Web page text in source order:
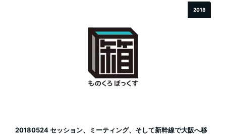
2018
20180524 セッション、ミーティング、そして新幹線で大阪へ移